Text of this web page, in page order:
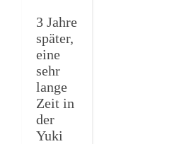
3 Jahre
später,
eine
sehr
lange
Zeit in
der
Yuki